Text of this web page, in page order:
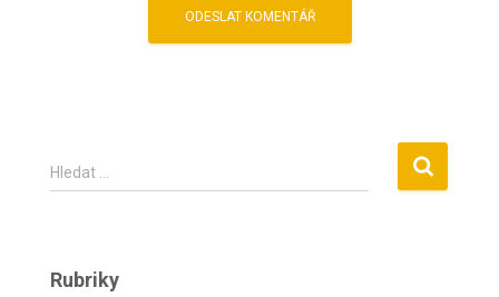
V
y
d
Hledat …
Rubriky